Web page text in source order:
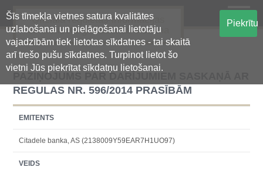
Šīs tīmekļa vietnes satura kvalitātes
uzlabošanai un pielāgošanai lietotāju
vajadzībām tiek lietotas sīkdatnes - tai skaitā
arī trešo pušu sīkdatnes. Turpinot lietot šo
vietni Jūs piekrītat sīkdatņu lietošanai.
Piekrītu
Oficiālā regulētās informācijas
centralizētā glabāšanas sistēma
PAZIŅOJUMS PAR DARĪJUMIEM SASKAŅĀ AR
REGULAS NR. 596/2014 PRASĪBĀM
EMITENTS
Citadele banka, AS (2138009Y59EAR7H1UO97)
VEIDS